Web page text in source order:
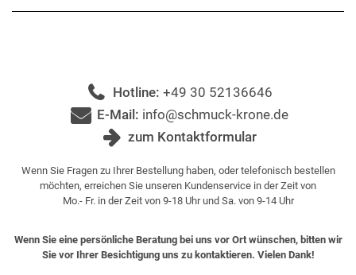
Hotline: +49 30 52136646
E-Mail: info@schmuck-krone.de
zum Kontaktformular
Wenn Sie Fragen zu Ihrer Bestellung haben, oder telefonisch bestellen
möchten, erreichen Sie unseren Kundenservice in der Zeit von
Mo.- Fr. in der Zeit von 9-18 Uhr und Sa. von 9-14 Uhr
Wenn Sie eine persönliche Beratung bei uns vor Ort wünschen, bitten wir
Sie vor Ihrer Besichtigung uns zu kontaktieren. Vielen Dank!